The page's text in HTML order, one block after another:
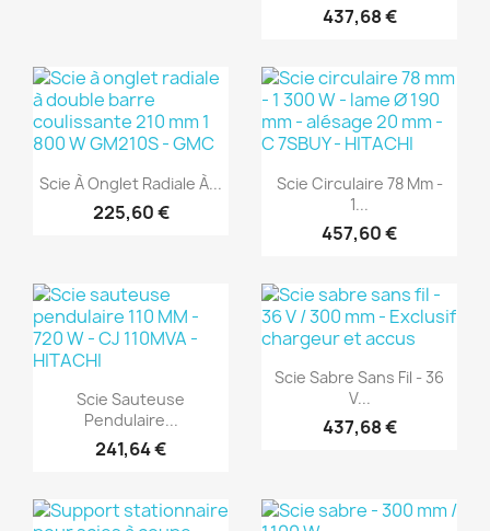
437,68 €
 Aperçu rapide
Scie À Onglet Radiale À...
225,60 €
(1)
Aperçu rapide
Scie Circulaire 78 Mm -
1...
457,60 €
(1)
Aperçu rapide
Scie Sauteuse
Pendulaire...
241,64 €
 Aperçu rapide
Scie Sabre Sans Fil - 36
V...
437,68 €
(1)